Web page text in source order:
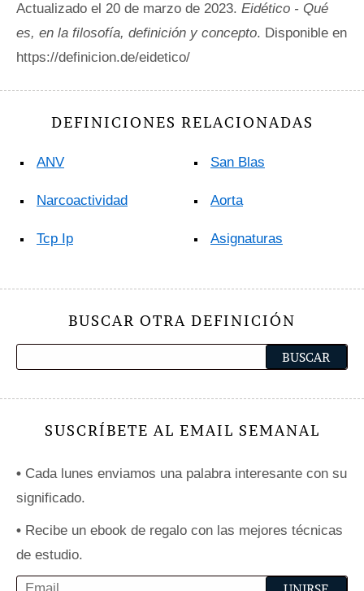
Actualizado el 20 de marzo de 2023. Eidético - Qué
es, en la filosofía, definición y concepto. Disponible en
https://definicion.de/eidetico/
DEFINICIONES RELACIONADAS
ANV
Narcoactividad
Tcp Ip
San Blas
Aorta
Asignaturas
BUSCAR OTRA DEFINICIÓN
SUSCRÍBETE AL EMAIL SEMANAL
• Cada lunes enviamos una palabra interesante con su
significado.
• Recibe un ebook de regalo con las mejores técnicas
de estudio.